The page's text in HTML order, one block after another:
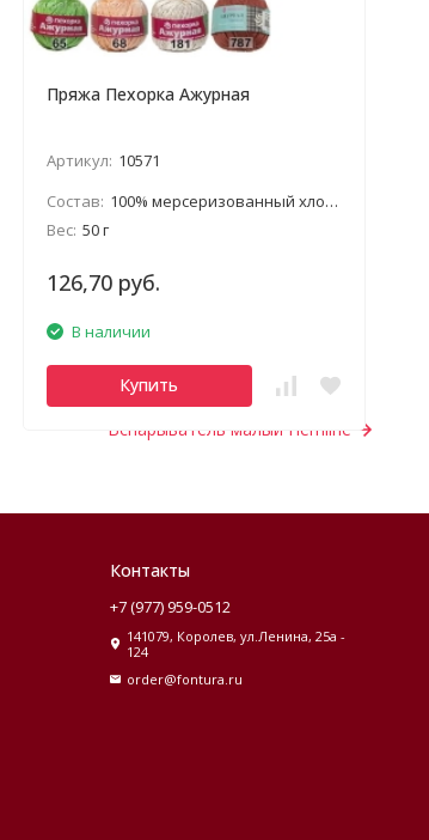
Пряжа Пехорка Ажурная
Артикул: 10571
Состав: 100% мерсеризованный хлопок
Вес: 50 г
126,70 руб.
В наличии
Купить
Вспарыватель малый Hemline
Контакты
+7 (977) 959-0512
141079, Королев, ул.Ленина, 25а -
124
order@fontura.ru